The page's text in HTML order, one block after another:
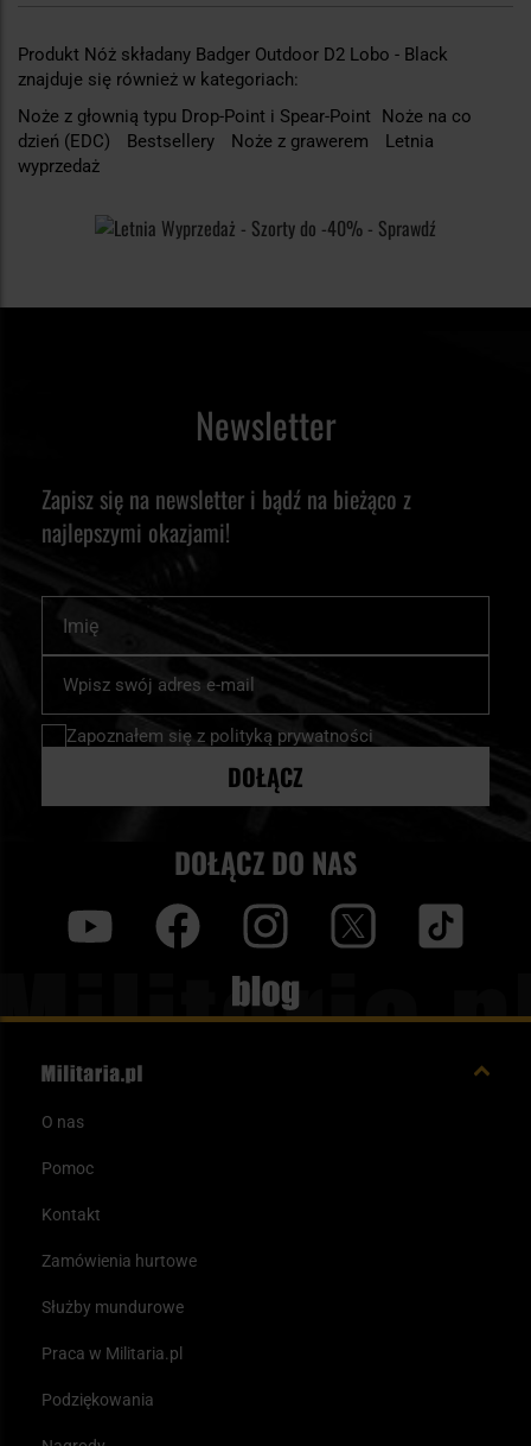
Produkt Nóż składany Badger Outdoor D2 Lobo - Black
znajduje się również w kategoriach:
Noże z głownią typu Drop-Point i Spear-Point
Noże na co
dzień (EDC)
Bestsellery Noże z grawerem
Letnia
wyprzedaż
Newsletter
Zapisz się na newsletter i bądź na bieżąco z
najlepszymi okazjami!
nasz
newsletter:
Zapoznałem się z polityką prywatności
DOŁĄCZ
DOŁĄCZ DO NAS
Blog
O nas
Pomoc
Kontakt
Zamówienia hurtowe
Służby mundurowe
Praca w Militaria.pl
Podziękowania